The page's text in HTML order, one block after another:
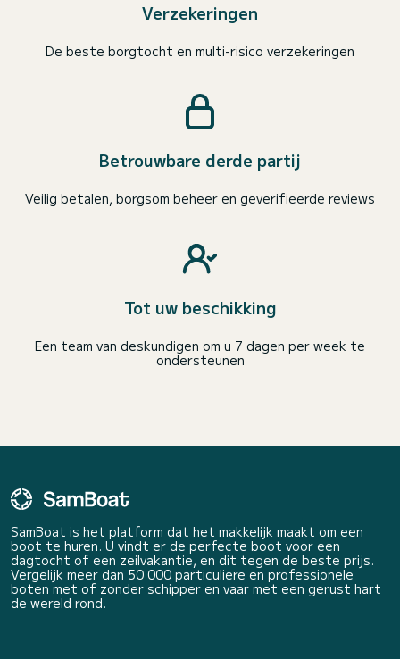
Verzekeringen
De beste borgtocht en multi-risico verzekeringen
Betrouwbare derde partij
Veilig betalen, borgsom beheer en geverifieerde reviews
Tot uw beschikking
Een team van deskundigen om u 7 dagen per week te
ondersteunen
SamBoat is het platform dat het makkelijk maakt om een
boot te huren. U vindt er de perfecte boot voor een
dagtocht of een zeilvakantie, en dit tegen de beste prijs.
Vergelijk meer dan 50 000 particuliere en professionele
boten met of zonder schipper en vaar met een gerust hart
de wereld rond.